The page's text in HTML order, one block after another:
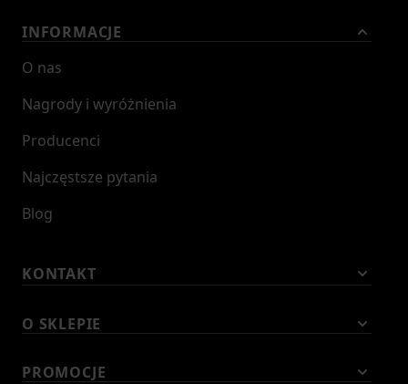
INFORMACJE
O nas
Nagrody i wyróżnienia
Producenci
Najczęstsze pytania
Blog
KONTAKT
O SKLEPIE
PROMOCJE